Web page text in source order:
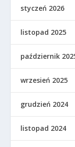
styczeń 2026
listopad 2025
październik
wrzesień 2025
grudzień 2024
listopad 2024